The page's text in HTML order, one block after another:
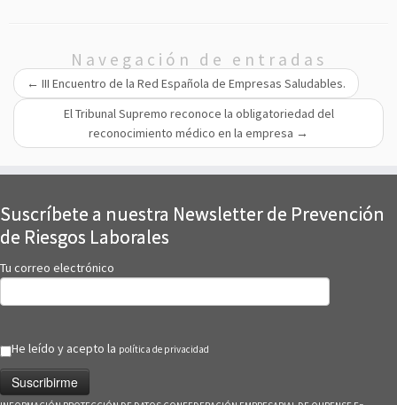
Navegación de entradas
← III Encuentro de la Red Española de Empresas Saludables.
El Tribunal Supremo reconoce la obligatoriedad del
reconocimiento médico en la empresa →
Suscríbete a nuestra Newsletter de Prevención
de Riesgos Laborales
Tu correo electrónico
He leído y acepto la política de privacidad